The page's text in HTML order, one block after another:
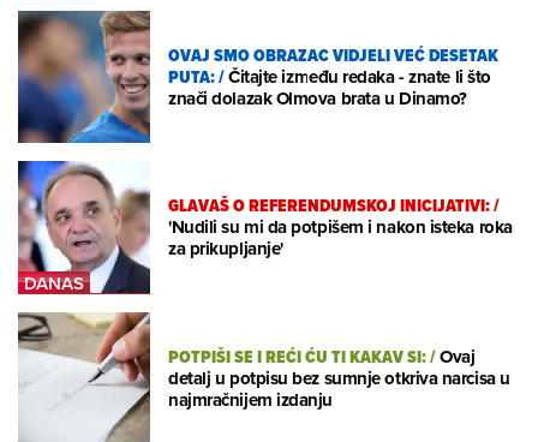
OVAJ SMO OBRAZAC VIDJELI VEĆ DESETAK
PUTA:/Čitajte između redaka - znate li što
znači dolazak Olmova brata u Dinamo?
GLAVAŠ O REFERENDUMSKOJ INICIJATIVI:/
'Nudili su mi da potpišem i nakon isteka roka
za prikupljanje'
POTPIŠI SE I REĆI ĆU TI KAKAV SI:/Ovaj
detalj u potpisu bez sumnje otkriva narcisa u
najmračnijem izdanju